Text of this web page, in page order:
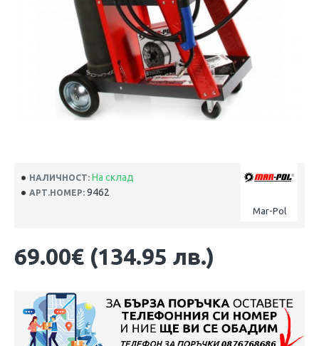
НАЛИЧНОСТ: На склад
АРТ.НОМЕР: 9462
Mar-Pol
69.00€ (134.95 лв.)